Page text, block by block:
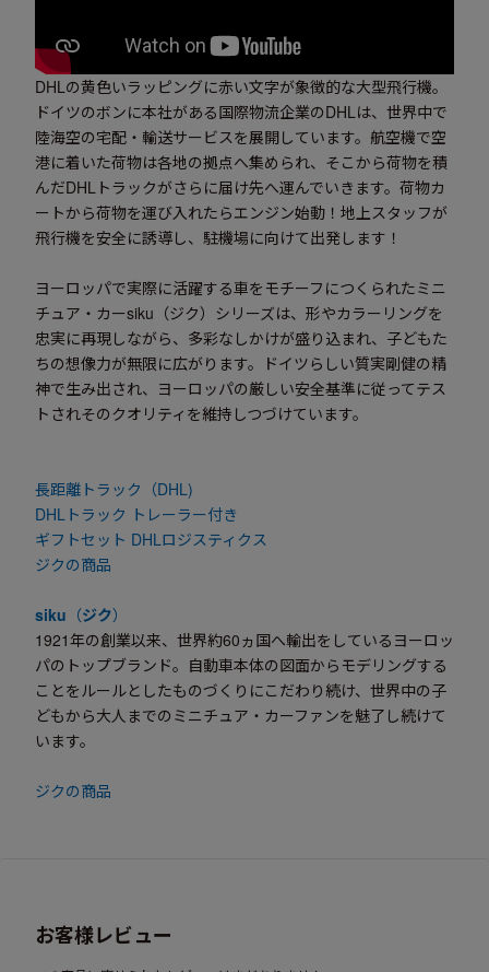
DHLの黄色いラッピングに赤い文字が象徴的な大型飛行機。
ドイツのボンに本社がある国際物流企業のDHLは、世界中で
陸海空の宅配・輸送サービスを展開しています。航空機で空
港に着いた荷物は各地の拠点へ集められ、そこから荷物を積
んだDHLトラックがさらに届け先へ運んでいきます。荷物カ
ートから荷物を運び入れたらエンジン始動！地上スタッフが
飛行機を安全に誘導し、駐機場に向けて出発します！
ヨーロッパで実際に活躍する車をモチーフにつくられたミニ
チュア・カーsiku（ジク）シリーズは、形やカラーリングを
忠実に再現しながら、多彩なしかけが盛り込まれ、子どもた
ちの想像力が無限に広がります。ドイツらしい質実剛健の精
神で生み出され、ヨーロッパの厳しい安全基準に従ってテス
トされそのクオリティを維持しつづけています。
長距離トラック（DHL)
DHLトラック トレーラー付き
ギフトセット DHLロジスティクス
ジクの商品
siku （ジク）
1921年の創業以来、世界約60ヵ国へ輸出をしているヨーロッ
パのトップブランド。自動車本体の図面からモデリングする
ことをルールとしたものづくりにこだわり続け、世界中の子
どもから大人までのミニチュア・カーファンを魅了し続けて
います。
ジクの商品
お客様レビュー